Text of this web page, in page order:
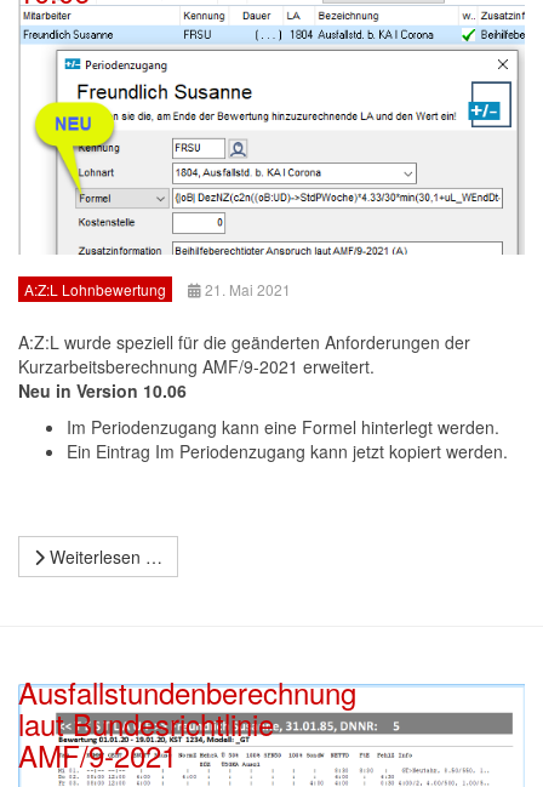
A:Z:L Lohnbewertung 21. Mai 2021
A:Z:L wurde speziell für die geänderten Anforderungen der
Kurzarbeitsberechnung AMF/9-2021 erweitert.
Neu in Version 10.06
Im Periodenzugang kann eine Formel hinterlegt werden.
Ein Eintrag Im Periodenzugang kann jetzt kopiert werden.
Weiterlesen …
Ausfallstundenberechnung
laut Bundesrichtlinie
AMF/9-2021